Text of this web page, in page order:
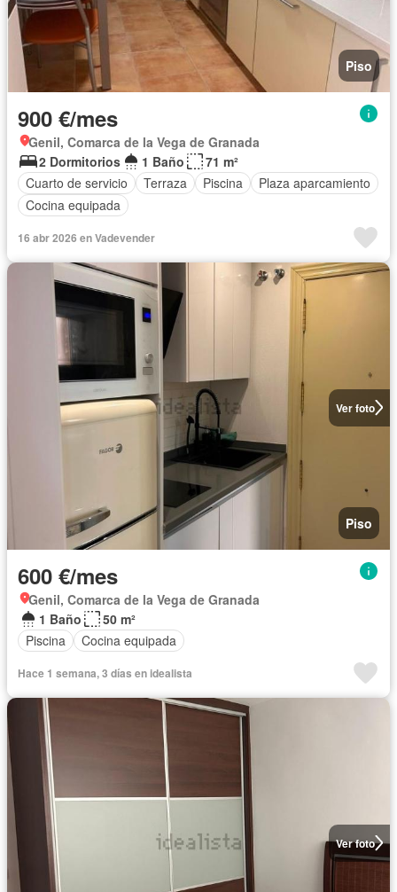
Piso
900 €/mes
Genil, Comarca de la Vega de Granada
2 Dormitorios
1 Baño
71 m²
Cuarto de servicio
Terraza Piscina
Plaza aparcamiento
Cocina equipada
16 abr 2026 en Vadevender
Ver foto
Piso
600 €/mes
Genil, Comarca de la Vega de Granada
1 Baño
50 m²
Piscina
Cocina equipada
Hace 1 semana, 3 días en idealista
Ver foto